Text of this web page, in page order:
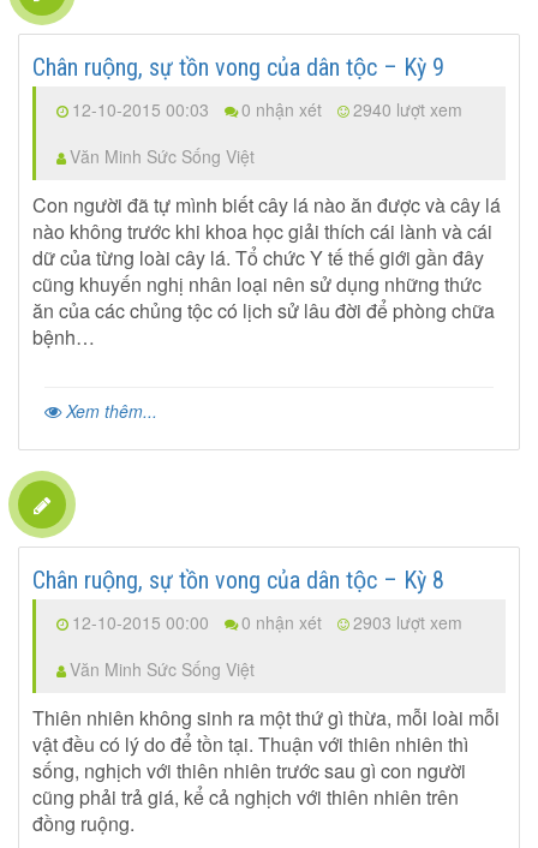
Chân ruộng, sự tồn vong của dân tộc – Kỳ 9
12-10-2015 00:03 0 nhận xét
2940 lượt xem
Văn Minh Sức Sống Việt
Con người đã tự mình biết cây lá nào ăn được và cây lá
nào không trước khi khoa học giải thích cái lành và cái
dữ của từng loài cây lá. Tổ chức Y tế thế giới gần đây
cũng khuyến nghị nhân loại nên sử dụng những thức
ăn của các chủng tộc có lịch sử lâu đời để phòng chữa
bệnh…
Xem thêm...
Chân ruộng, sự tồn vong của dân tộc – Kỳ 8
12-10-2015 00:00 0 nhận xét
2903 lượt xem
Văn Minh Sức Sống Việt
Thiên nhiên không sinh ra một thứ gì thừa, mỗi loài mỗi
vật đều có lý do để tồn tại. Thuận với thiên nhiên thì
sống, nghịch với thiên nhiên trước sau gì con người
cũng phải trả giá, kể cả nghịch với thiên nhiên trên
đồng ruộng.